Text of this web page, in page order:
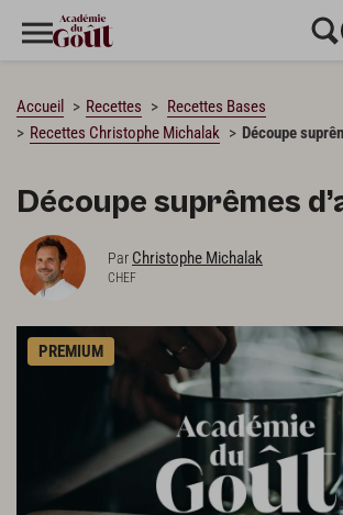
Accueil Recettes
Recettes Bases
Recettes Christophe Michalak
Découpe
Découpe suprêmes
Par Christophe Michalak
CHEF
PREMIUM
CHARGEMENT…